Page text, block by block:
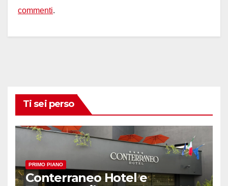
commenti.
Ti sei perso
PRIMO PIANO
Conterraneo Hotel e